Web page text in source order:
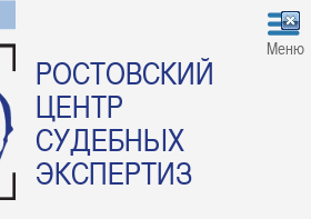
РОСТОВСКИЙ
ЦЕНТР
СУДЕБНЫХ
ЭКСПЕРТИЗ
Меню